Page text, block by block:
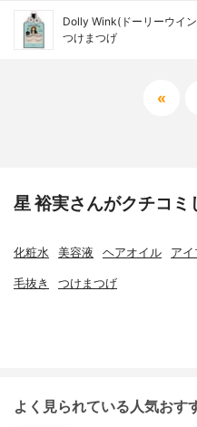
Dolly Wink(ドーリーウイ
つけまつげ
«
星 裕実さんがクチコミ
化粧水 美容液 ヘアオイル アイ
毛抜き つけまつげ
よく見られている人気おす